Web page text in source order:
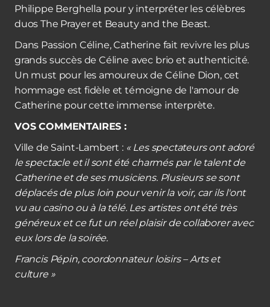
Philippe Berghella pour y interpréter les célèbres
duos The Prayer et Beauty and the Beast.
Dans Passion Céline, Catherine fait revivre les plus
grands succès de Céline avec brio et authenticité.
Un must pour les amoureux de Céline Dion, cet
hommage est fidèle et témoigne de l'amour de
Catherine pour cette immense interprète.
VOS COMMENTAIRES :
Ville de Saint-Lambert : « Les spectateurs ont adoré
le spectacle et il sont été charmés par le talent de
Catherine et de ses musiciens. Plusieurs se sont
déplacés de plus loin pour venir la voir, car ils l'ont
vu au casino ou à la télé. Les artistes ont été très
généreux et ce fut un réel plaisir de collaborer avec
eux lors de la soirée.
Francis Pépin, coordonnateur loisirs – Arts et
culture »